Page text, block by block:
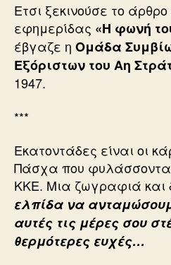
Ετσι ξεκινούσε το
εφημερίδας «Η φωνή
έβγαζε η Ομάδα
Εξόριστων του Αη
1947.
***
Εκατοντάδες είναι οι
Πάσχα που
ΚΚΕ. Μια ζωγραφιά και
ελπίδα να
αυτές τις μέρες σου
θερμότερες ευχές…